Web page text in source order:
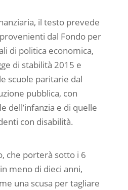
il testo prevede
dal Fondo per
di politica economica,
di stabilità 2015 e
scuole paritarie dal
pubblica, con
dell’infanzia e di quelle
con disabilità.
che porterà sotto i 6
meno di dieci anni,
una scusa per tagliare